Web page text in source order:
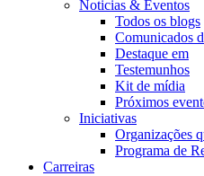
Noticias & Eventos
Todos os blogs
Comunicados
Destaque em
Testemunhos
Kit de mídia
Próximos
Iniciativas
Organizações
Programa de
Carreiras